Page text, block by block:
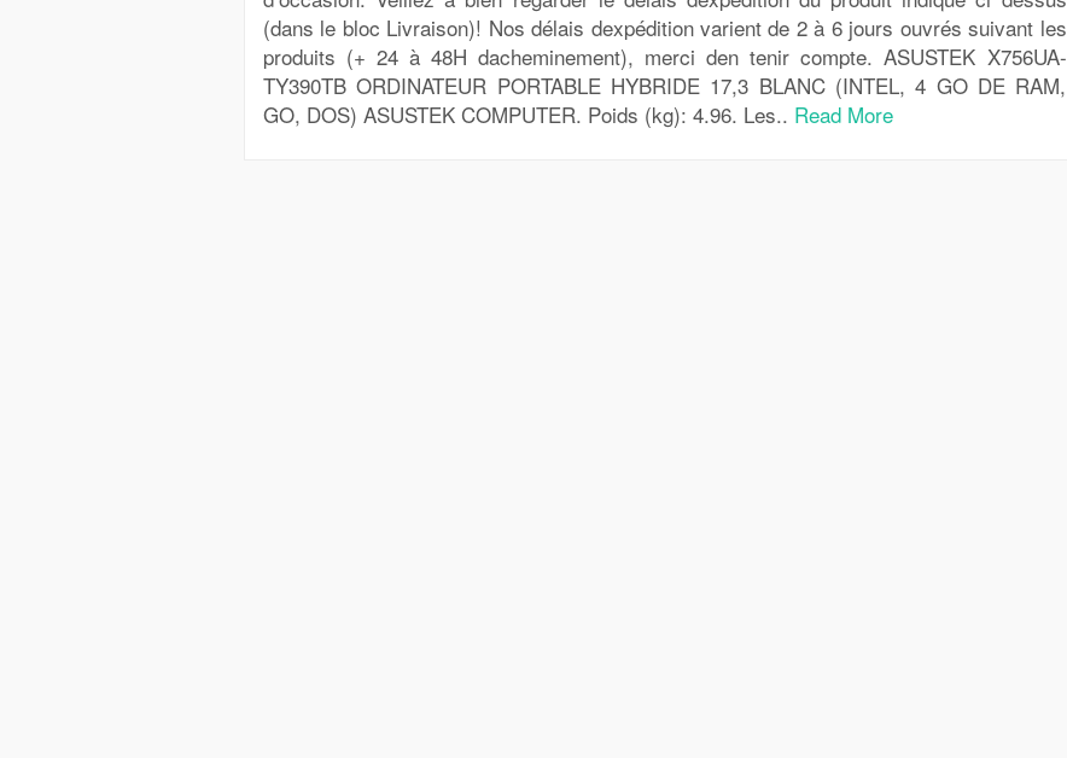
(dans le bloc Livraison)! Nos délais dexpédition varient de 2 à 6 jours ouvrés suivant les
produits (+ 24 à 48H dacheminement), merci den tenir compte. ASUSTEK X756UA-
TY390TB ORDINATEUR PORTABLE HYBRIDE 17,3 BLANC (INTEL, 4 GO DE RAM,
GO, DOS) ASUSTEK COMPUTER. Poids (kg): 4.96. Les.. Read More